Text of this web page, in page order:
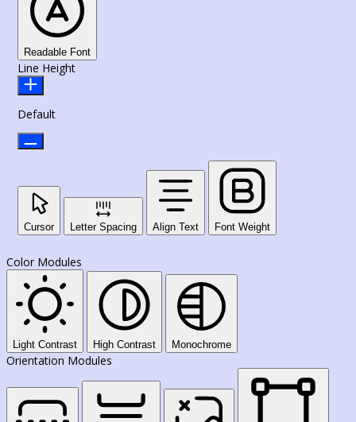
Readable Font
Line Height
Default
Cursor Letter Spacing Align Text Font Weight
Color Modules
Light Contrast High Contrast Monochrome
Orientation Modules